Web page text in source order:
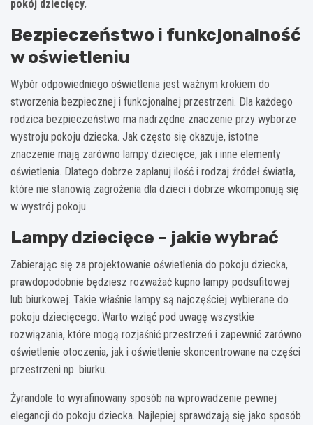
pokój dziecięcy.
Bezpieczeństwo i funkcjonalność
w oświetleniu
Wybór odpowiedniego oświetlenia jest ważnym krokiem do
stworzenia bezpiecznej i funkcjonalnej przestrzeni. Dla każdego
rodzica bezpieczeństwo ma nadrzędne znaczenie przy wyborze
wystroju pokoju dziecka. Jak często się okazuje, istotne
znaczenie mają zarówno lampy dziecięce, jak i inne elementy
oświetlenia. Dlatego dobrze zaplanuj ilość i rodzaj źródeł światła,
które nie stanowią zagrożenia dla dzieci i dobrze wkomponują się
w wystrój pokoju.
Lampy dziecięce – jakie wybrać
Zabierając się za projektowanie oświetlenia do pokoju dziecka,
prawdopodobnie będziesz rozważać kupno lampy podsufitowej
lub biurkowej. Takie właśnie lampy są najczęściej wybierane do
pokoju dziecięcego. Warto wziąć pod uwagę wszystkie
rozwiązania, które mogą rozjaśnić przestrzeń i zapewnić zarówno
oświetlenie otoczenia, jak i oświetlenie skoncentrowane na części
przestrzeni np. biurku.
Żyrandole to wyrafinowany sposób na wprowadzenie pewnej
elegancji do pokoju dziecka. Najlepiej sprawdzają się jako sposób